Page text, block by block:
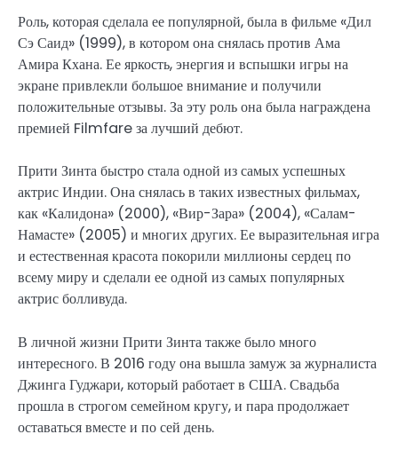
Роль, которая сделала ее популярной, была в фильме «Дил
Сэ Саид» (1999), в котором она снялась против Ама
Амира Кхана. Ее яркость, энергия и вспышки игры на
экране привлекли большое внимание и получили
положительные отзывы. За эту роль она была награждена
премией Filmfare за лучший дебют.
Прити Зинта быстро стала одной из самых успешных
актрис Индии. Она снялась в таких известных фильмах,
как «Калидона» (2000), «Вир-Зара» (2004), «Салам-
Намасте» (2005) и многих других. Ее выразительная игра
и естественная красота покорили миллионы сердец по
всему миру и сделали ее одной из самых популярных
актрис болливуда.
В личной жизни Прити Зинта также было много
интересного. В 2016 году она вышла замуж за журналиста
Джинга Гуджари, который работает в США. Свадьба
прошла в строгом семейном кругу, и пара продолжает
оставаться вместе и по сей день.